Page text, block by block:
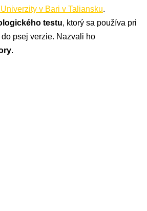
v Bari v Taliansku.
testu, ktorý sa používa pri
psej verzie. Nazvali ho
.